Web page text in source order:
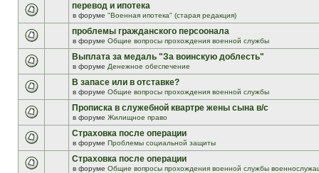
перевод и ипотека
в форуме "Военная ипотека" (старая редакция)
проблемы гражданского персоонала
в форуме Общие вопросы прохождения военной службы
Выплата за медаль "За воинскую доблесть"
в форуме Денежное обеспечение
В запасе или в отставке?
в форуме Общие вопросы прохождения военной службы
Прописка в служебной квартре жены сына в/с
в форуме Жилищное право
Страховка после операции
в форуме Проблемы социальной защиты
Страховка после операции
в форуме Общие вопросы прохождения военной службы